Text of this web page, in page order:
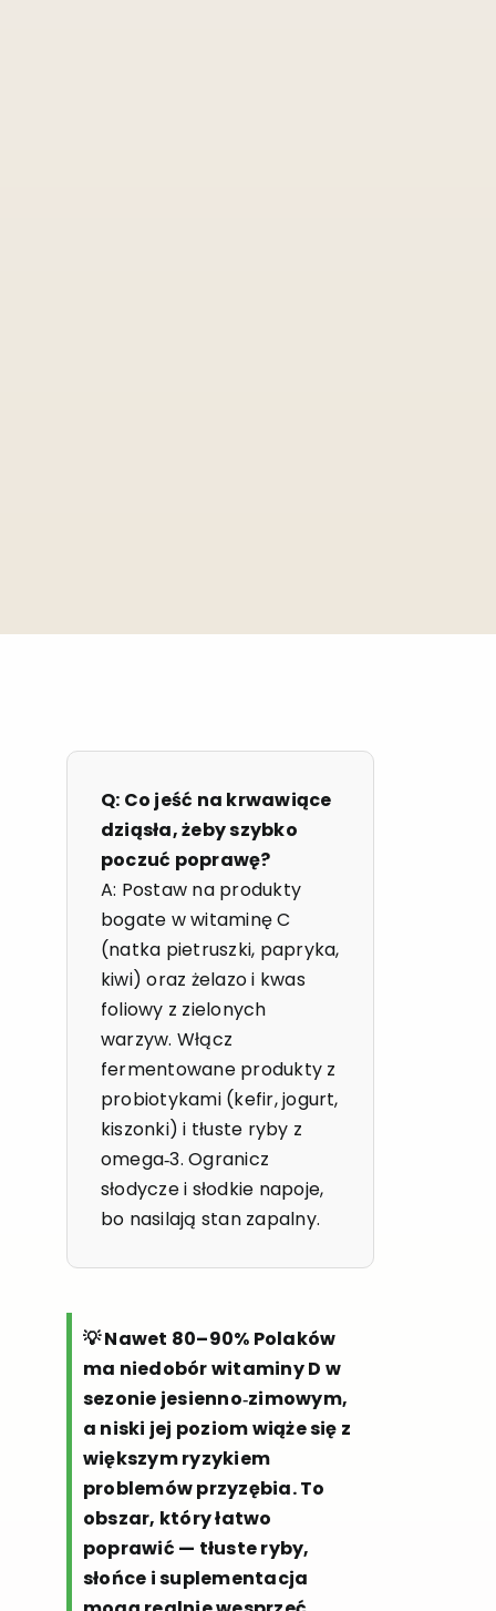
Q: Co jeść na krwawiące
dziąsła, żeby szybko
poczuć poprawę?
A: Postaw na produkty
bogate w witaminę C
(natka pietruszki, papryka,
kiwi) oraz żelazo i kwas
foliowy z zielonych
warzyw. Włącz
fermentowane produkty z
probiotykami (kefir, jogurt,
kiszonki) i tłuste ryby z
omega‑3. Ogranicz
słodycze i słodkie napoje,
bo nasilają stan zapalny.
💡 Nawet 80–90% Polaków
ma niedobór witaminy D w
sezonie jesienno‑zimowym,
a niski jej poziom wiąże się z
większym ryzykiem
problemów przyzębia. To
obszar, który łatwo
poprawić — tłuste ryby,
słońce i suplementacja